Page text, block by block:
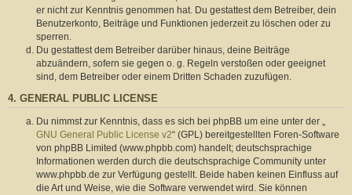
er nicht zur Kenntnis genommen hat. Du gestattest dem Betreiber, dein
Benutzerkonto, Beiträge und Funktionen jederzeit zu löschen oder zu
sperren.
Du gestattest dem Betreiber darüber hinaus, deine Beiträge
abzuändern, sofern sie gegen o. g. Regeln verstoßen oder geeignet
sind, dem Betreiber oder einem Dritten Schaden zuzufügen.
4. GENERAL PUBLIC LICENSE
Du nimmst zur Kenntnis, dass es sich bei phpBB um eine unter der „
GNU General Public License v2“ (GPL) bereitgestellten Foren-Software
von phpBB Limited (www.phpbb.com) handelt; deutschsprachige
Informationen werden durch die deutschsprachige Community unter
www.phpbb.de zur Verfügung gestellt. Beide haben keinen Einfluss auf
die Art und Weise, wie die Software verwendet wird. Sie können